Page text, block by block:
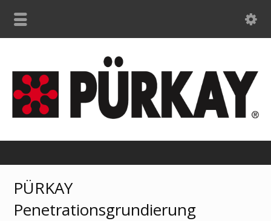
PÜRKAY
Penetrationsgrundierung